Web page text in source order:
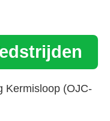
Kermisloop (OJC-